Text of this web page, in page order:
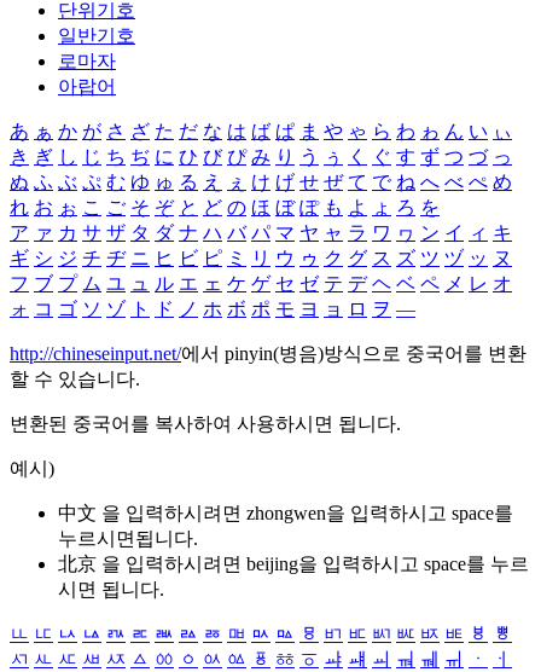
단위기호
일반기호
로마자
아랍어
あ ぁ か が さ ざ た だ な は ば ぱ ま や ゃ ら わ ゎ ん い ぃ
き ぎ し じ ち ぢ に ひ び ぴ み り う ぅ く ぐ す ず つ づ っ
ぬ ふ ぶ ぷ む ゆ ゅ る え ぇ け げ せ ぜ て で ね へ べ ぺ め
れ お ぉ こ ご そ ぞ と ど の ほ ぼ ぽ も よ ょ ろ を
ア ァ カ サ ザ タ ダ ナ ハ バ パ マ ヤ ャ ラ ワ ヮ ン イ ィ キ
ギ シ ジ チ ヂ ニ ヒ ビ ピ ミ リ ウ ゥ ク グ ス ズ ツ ヅ ッ ヌ
フ ブ プ ム ユ ュ ル エ ェ ケ ゲ セ ゼ テ デ ヘ ベ ペ メ レ オ
ォ コ ゴ ソ ゾ ト ド ノ ホ ボ ポ モ ヨ ョ ロ ヲ ―
http://chineseinput.net/에서 pinyin(병음)방식으로 중국어를 변환
할 수 있습니다.
변환된 중국어를 복사하여 사용하시면 됩니다.
예시)
中文 을 입력하시려면 zhongwen을 입력하시고 space를
누르시면됩니다.
北京 을 입력하시려면 beijing을 입력하시고 space를 누르
시면 됩니다.
ㅥ ㅦ ㅧ ㅨ ㅩ ㅪ ㅫ ㅬ ㅭ ㅮ ㅯ ㅰ ㅱ ㅲ ㅳ ㅴ ㅵ ㅶ ㅷ ㅸ
ㅹ
ㅺ ㅻ ㅼ ㅽ ㅾ ㅿ ㆀ ㆁ ㆂ ㆃ ㆄ ㆅ ㆆ ㆇ ㆈ ㆉ ㆊ ㆋ ㆌ ㆍ
ㆎ